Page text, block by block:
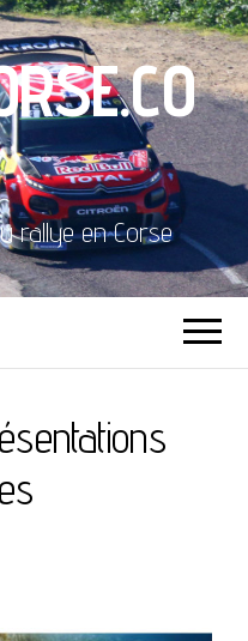
rallye en Corse